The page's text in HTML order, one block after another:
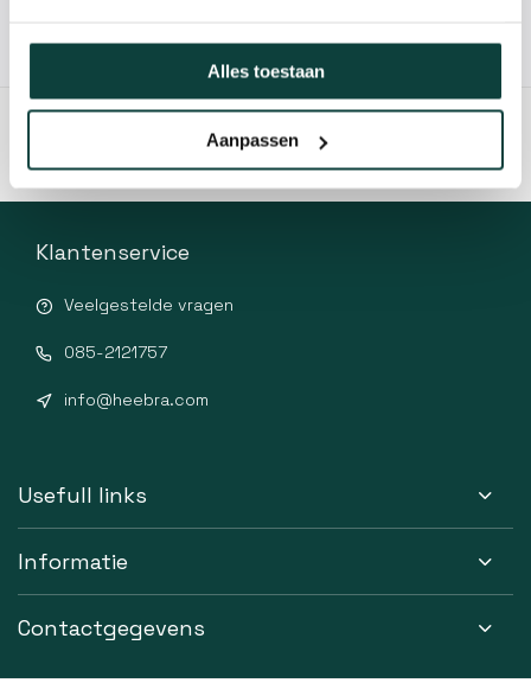
Alles toestaan
Aanpassen
Klantenservice
Veelgestelde vragen
085-2121757
info@heebra.com
Usefull links
Informatie
Contactgegevens